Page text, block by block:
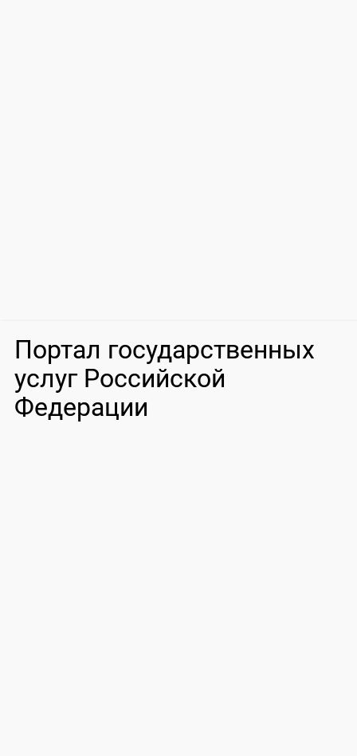
Портал государственных
услуг Российской
Федерации